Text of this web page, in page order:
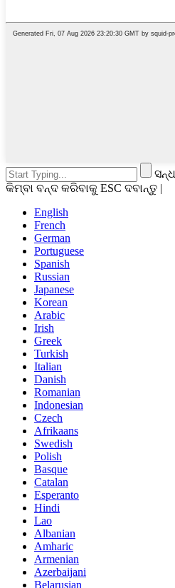
କିମ୍ବା ବନ୍ଦ କରିବାକୁ ESC ଦବାନ୍ତୁ |
English
French
German
Portuguese
Spanish
Russian
Japanese
Korean
Arabic
Irish
Greek
Turkish
Italian
Danish
Romanian
Indonesian
Czech
Afrikaans
Swedish
Polish
Basque
Catalan
Esperanto
Hindi
Lao
Albanian
Amharic
Armenian
Azerbaijani
Belarusian